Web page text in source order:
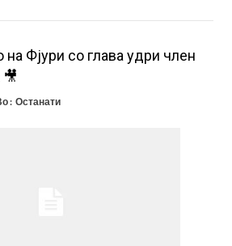
на Фјури со глава удри член
: Останати